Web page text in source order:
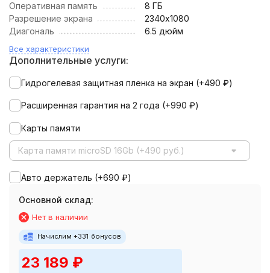
Оперативная память
8 ГБ
Разрешение экрана
2340х1080
Диагональ
6.5 дюйм
Все характеристики
Дополнительные услуги:
Гидрогелевая защитная пленка на экран (+490 ₽)
Расширенная гарантия на 2 года (+990 ₽)
Карты памяти
Карта памяти microSD 16Gb (+490 руб.)
Авто держатель (+690 ₽)
Основной склад:
Нет в наличии
Начислим +331 бонусов
23 189 ₽